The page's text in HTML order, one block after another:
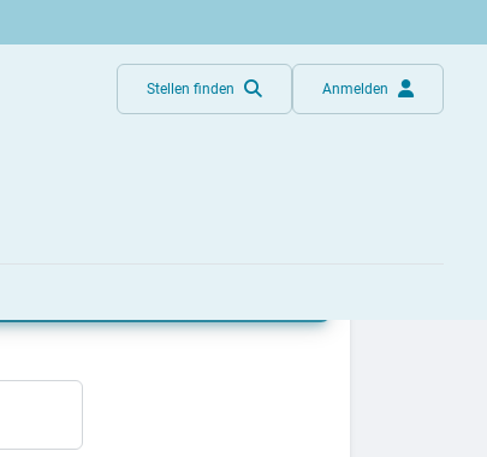
Stellen finden Anmelden